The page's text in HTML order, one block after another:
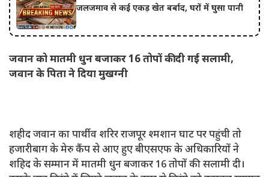
जलजमाव से कई एकड़ खेत बर्बाद, घरों में घुसा पानी
जवान को मातमी धुन बजाकर 16 तोपों की दी गई सलामी,
जवान के पिता ने दिया मुखग्नी
शहीद जवान का पार्थीव शरिर राजपूर श्मशान घाट पर पहुंची तो
हजारीबाग के मेरु कैंप से आए हुए बीएसएफ के अधिकारियों ने
शहिद के सम्मान में मातमी धुन बजाकर 16 तोपों की सलामी दी।